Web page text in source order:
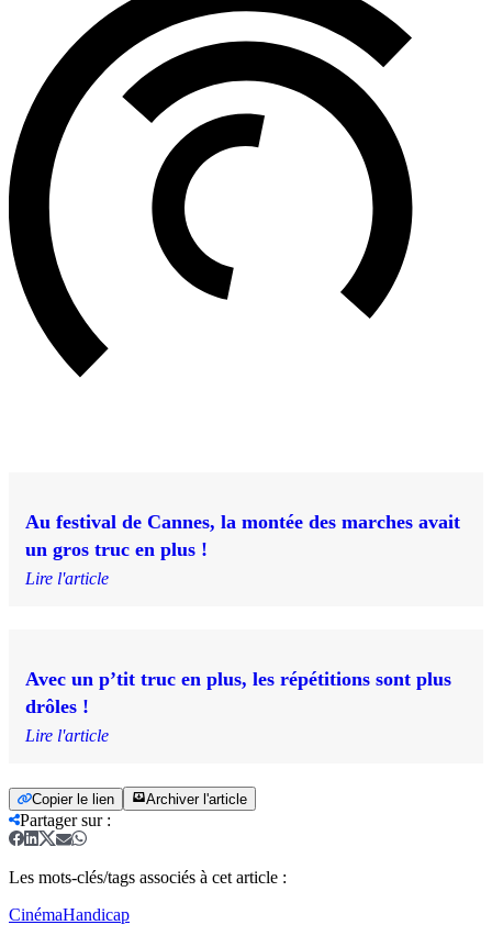
Au festival de Cannes, la montée des marches avait
un gros truc en plus !
Lire l'article
Avec un p’tit truc en plus, les répétitions sont plus
drôles !
Lire l'article
Copier le lien Archiver l'article
Partager sur:
Les mots-clés/tags associés à cet article :
CinémaHandicap